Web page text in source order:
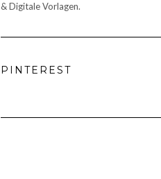
& Digitale Vorlagen.
PINTEREST